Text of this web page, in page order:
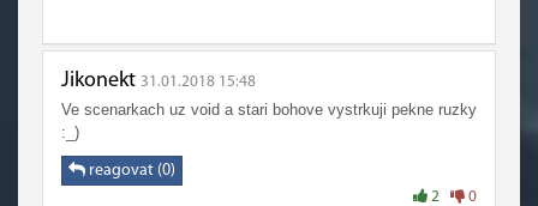
Jikonekt 31.01.2018 15:48
Ve scenarkach uz void a stari bohove vystrkuji pekne ruzky
:_)
reagovat (0)
2 0